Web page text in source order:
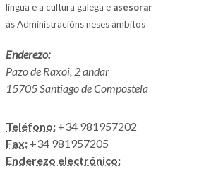
lingua e a cultura galega e asesorar
ás Administracións neses ámbitos
Enderezo:
Pazo de Raxoi, 2 andar
15705 Santiago de Compostela
Teléfono: +34 981957202
Fax: +34 981957205
Enderezo electrónico: